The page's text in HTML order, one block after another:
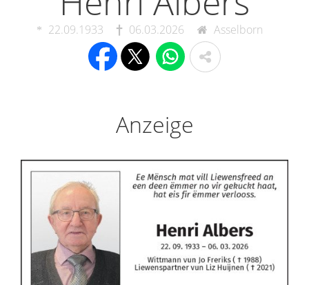
22.09.1933 06.03.2026 Asselborn
Anzeige